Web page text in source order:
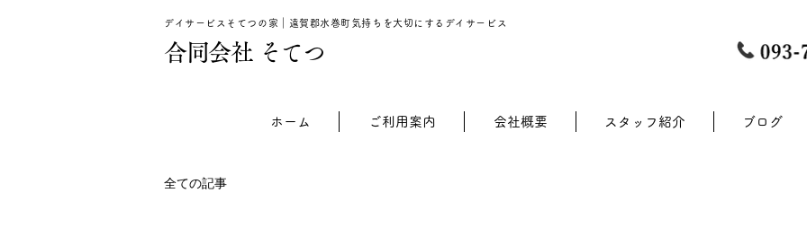
デイサービスそてつの家｜遠賀郡水巻町気持ちを大切にするデイサービス
​合同会社 そてつ
ホーム ご利用案内 会社概要 スタッフ紹介 ブログ
全ての記事